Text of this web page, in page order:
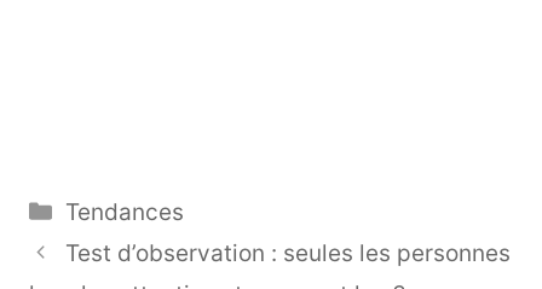
Catégories
Tendances
Test d’observation : seules les personnes